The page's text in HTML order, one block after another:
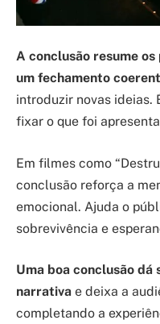
A conclusão resume
um fechamento
introduzir novas ideias.
fixar o que foi
Em filmes como
conclusão reforça a
emocional. Ajuda o
sobrevivência e
Uma boa conclusão dá
narrativa e deixa a
completando a